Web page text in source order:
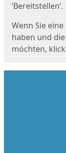
‘Bereitstellen’.
Wenn Sie
haben und
möchten,